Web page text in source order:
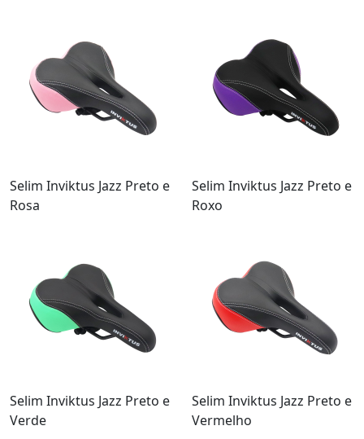
Selim Inviktus Jazz Preto e
Rosa
Selim Inviktus Jazz Preto e
Roxo
Selim Inviktus Jazz Preto e
Verde
Selim Inviktus Jazz Preto e
Vermelho